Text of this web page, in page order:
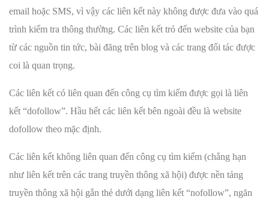
email hoặc SMS, vì vậy các liên kết này không được đưa vào quá
trình kiểm tra thông thường. Các liên kết trỏ đến website của bạn
từ các nguồn tin tức, bài đăng trên blog và các trang đối tác được
coi là quan trọng.
Các liên kết có liên quan đến công cụ tìm kiếm được gọi là liên
kết “dofollow”. Hầu hết các liên kết bên ngoài đều là website
dofollow theo mặc định.
Các liên kết không liên quan đến công cụ tìm kiếm (chẳng hạn
như liên kết trên các trang truyền thông xã hội) được nền tảng
truyền thông xã hội gắn thẻ dưới dạng liên kết “nofollow”, ngăn